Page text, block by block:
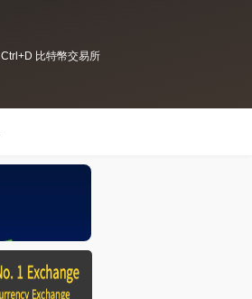
Ctrl+D 比特幣交易所